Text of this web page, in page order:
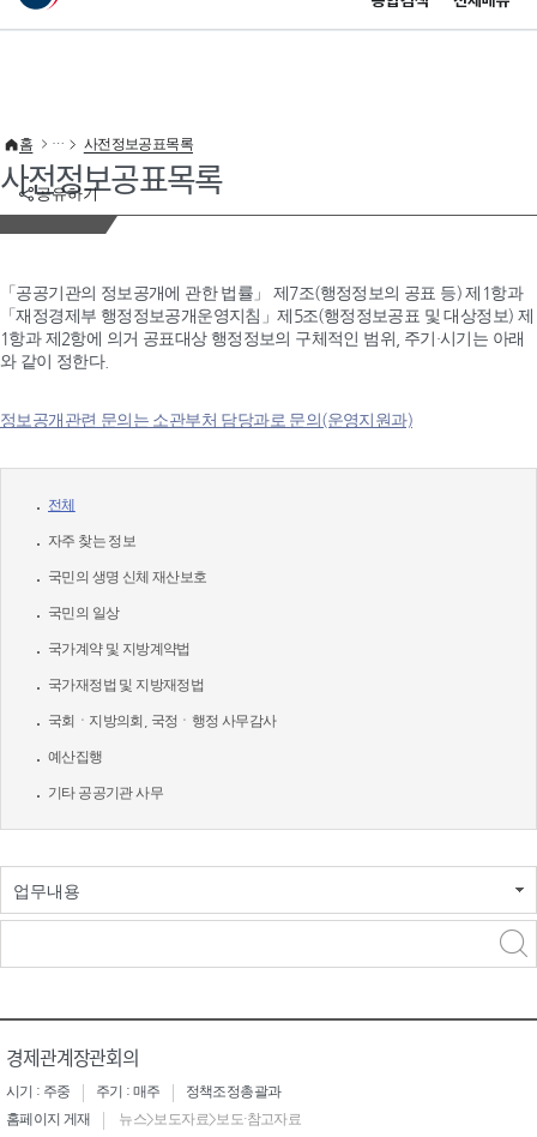
이 누리집은 대한민국 공식 전자정부 누리집입니다.
공유하기
홈 사전정보공표목록
사전정보공표목록
「공공기관의 정보공개에 관한 법률」 제7조(행정정보의 공표 등) 제1항과
「재정경제부 행정정보공개운영지침」제5조(행정정보공표 및 대상정보) 제
1항과 제2항에 의거 공표대상 행정정보의 구체적인 범위, 주기·시기는 아래
와 같이 정한다.
정보공개관련 문의는 소관부처 담당과로 문의(운영지원과)
전체
자주 찾는 정보
국민의 생명 신체 재산보호
국민의 일상
국가계약 및 지방계약법
국가재정법 및 지방재정법
국회ㆍ지방의회, 국정ㆍ행정 사무감사
예산집행
기타 공공기관 사무
업무내용
경제관계장관회의
시기 : 주중 주기 : 매주
정책조정총괄과
홈페이지 게재
뉴스>보도자료>보도·참고자료